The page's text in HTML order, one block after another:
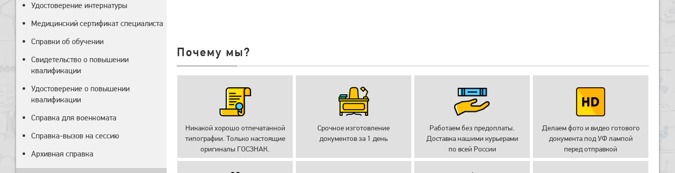
Почему мы?
Никакой хорошо отпечатанной
типографии. Только настоящие
оригиналы ГОСЗНАК.
Срочное изготовление
документов за 1 день
Работаем без предоплаты.
Доставка нашими курьерами
по всей России
Делаем фото и видео готового
документа под УФ лампой
перед отправкой
Удостоверение интернатуры
Медицинский сертификат специалиста
Справки об обучении
Свидетельство о повышении
квалификации
Удостоверение о повышении
квалификации
Справка для военкомата
Справка-вызов на сессию
Архивная справка